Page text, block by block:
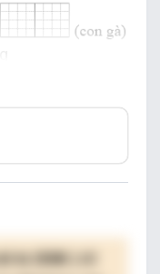
từ 250K )